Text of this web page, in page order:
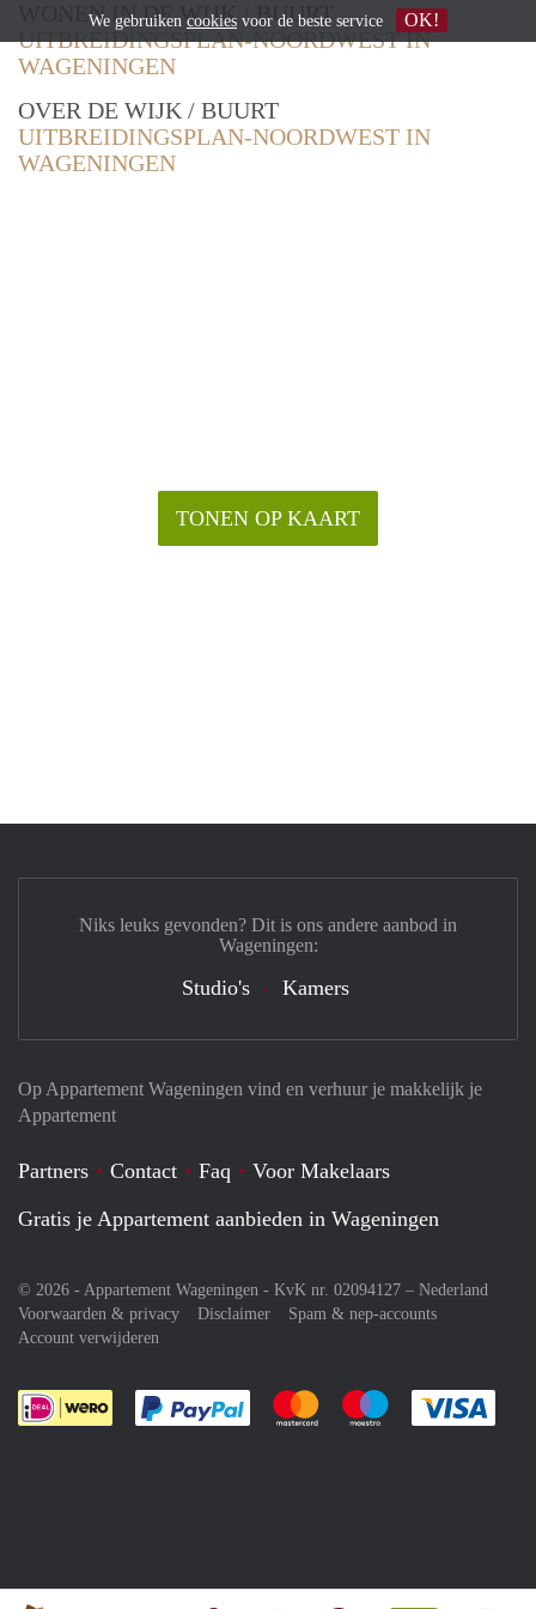
WONEN IN DE WIJK / BUURT
UITBREIDINGSPLAN-NOORDWEST IN
WAGENINGEN
OVER DE WIJK / BUURT
UITBREIDINGSPLAN-NOORDWEST IN
WAGENINGEN
TONEN OP KAART
Op Appartement Wageningen vind en verhuur je makkelijk je
Appartement
Partners Contact Faq
Voor Makelaars
Gratis je Appartement aanbieden in Wageningen
© 2026 - Appartement Wageningen - KvK nr. 02094127 – Nederland
Voorwaarden & privacy
Disclaimer
Spam & nep-accounts
Account verwijderen
Je rekent gemakkelijk af met Paypal
Je rekent gemakkelijk af met
Je rekent
Niks leuks gevonden? Dit is ons andere aanbod in
Wageningen:
Studio's Kamers
We gebruiken cookies voor de beste service OK!